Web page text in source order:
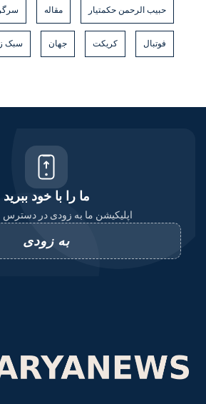
حبیب الرحمن حکمتیار مقاله
فوتبال کریکت جهان سبک
ما را با خود ببرید
اپلیکیشن ما به زودی در دسترس
به زودی